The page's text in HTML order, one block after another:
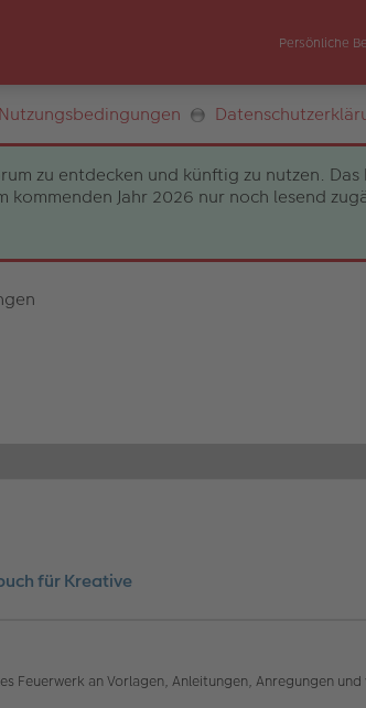
Persönliche
Nutzungsbedingungen
zu entdecken und künftig zu nutzen.
Jahr 2026 nur noch lesend
für Kreative
Feuerwerk an Vorlagen, Anleitungen, Anregungen und